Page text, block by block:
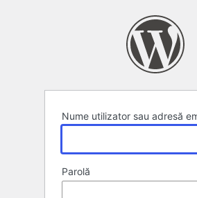
Nume utilizator sau adresă
Parolă